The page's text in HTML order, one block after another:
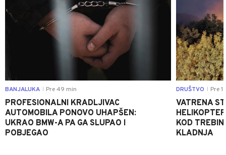
BANJALUKA Pre 49 min
PROFESIONALNI KRADLJIVAC
AUTOMOBILA PONOVO UHAPŠEN:
UKRAO BMW-A PA GA SLUPAO I
POBJEGAO
DRUŠTVO Pre 1
VATRENA
KOD
KLADNJA